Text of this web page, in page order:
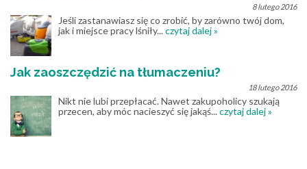
8 lutego 2016
Jeśli zastanawiasz się co zrobić, by zarówno twój dom,
jak i miejsce pracy lśniły...czytaj dalej »
Jak zaoszczędzić na tłumaczeniu?
18 lutego 2016
Nikt nie lubi przepłacać. Nawet zakupoholicy szukają
przecen, aby móc nacieszyć się jakąś...czytaj dalej »